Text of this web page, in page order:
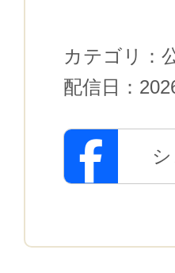
カテゴリ：
配信日：